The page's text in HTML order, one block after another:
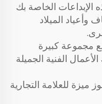
الإبداعات الخاصة بك
الميلاد
مجموعة كبيرة
الفنية الجميلة
ميزة للعلامة التجارية